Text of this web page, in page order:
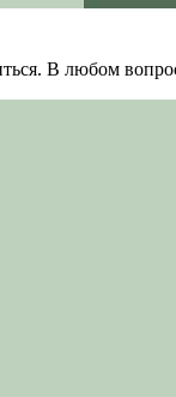
В любом